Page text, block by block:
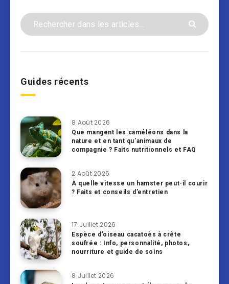
Guides récents
8 Août 2026
Que mangent les caméléons dans la
nature et en tant qu’animaux de
compagnie ? Faits nutritionnels et FAQ
2 Août 2026
À quelle vitesse un hamster peut-il courir
? Faits et conseils d’entretien
17 Juillet 2026
Espèce d’oiseau cacatoès à crête
soufrée : Info, personnalité, photos,
nourriture et guide de soins
8 Juillet 2026